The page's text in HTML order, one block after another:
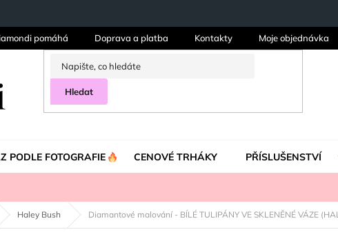
pomáhá Doprava a platba Kontakty Moje objednávka
Hledat
PODLE FOTOGRAFIE CENOVÉ TRHÁKY PŘÍSLUŠENSTVÍ
Haley Bush Diamantové malování - BÍLÉ TULIPÁNY VE SKLENĚNÉ VÁZE